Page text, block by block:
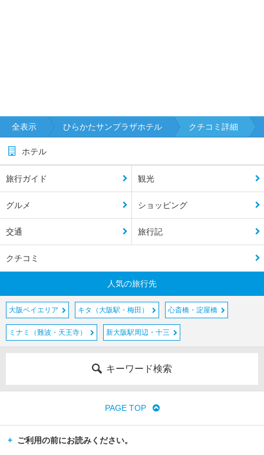
全表示 ひらかたサンプラザホテル クチコミ詳細
ホテル
旅行ガイド 観光
グルメ ショッピング
交通 旅行記
クチコミ
人気の旅行先
大阪ベイエリア キタ（大阪駅・梅田） 心斎橋・淀屋橋
ミナミ（難波・天王寺） 新大阪駅周辺・十三
キーワード検索
PAGE TOP
ご利用の前にお読みください。